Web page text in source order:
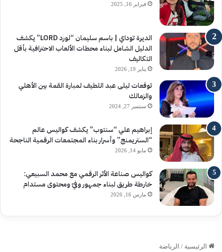
فبراير 16, 2025
الديرة توداي | باسم سليمان “لورد LORD” يكشف
الدليل الشامل لبناء محطات الألعاب الاحترافية بأقل
التكاليف
يناير 19, 2026
توقعات ليلى عبد اللطيف لمبارة القمة بين الأهلي
والزمالك
سبتمبر 27, 2024
إبراهيم علي “سنتوب” يكشف كواليس عالم
“الستريمنج” وأسرار بناء المجتمعات الرقمية الناجحة
مايو 14, 2026
كواليس صناعة الأثر الرقمي مع محمد السبيعي:
خارطة طريق لبناء جمهور وفيّ ومحتوى مستدام
مارس 16, 2026